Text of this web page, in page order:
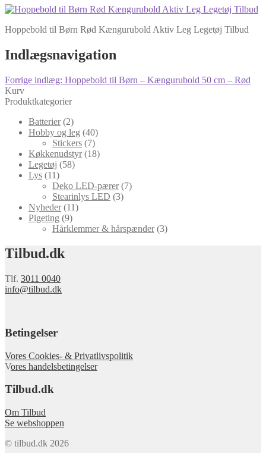
Hoppebold til Børn Rød Kængurubold Aktiv Leg Legetøj Tilbud
Indlægsnavigation
Forrige indlæg: Hoppebold til Børn – Kængurubold 50 cm – Rød
Kurv
Produktkategorier
Batterier (2)
Hobby og leg (40)
Stickers (7)
Køkkenudstyr (18)
Legetøj (58)
Lys (11)
Deko LED-pærer (7)
Stearinlys LED (3)
Nyheder (11)
Pigeting (9)
Hårklemmer & hårspænder (3)
Tilbud.dk
Tlf. 3011 0040
info@tilbud.dk
Betingelser
Vores Cookies- & Privatlivspolitik
Vores handelsbetingelser
Tilbud.dk
Om Tilbud
Se webshoppen
© tilbud.dk 2026